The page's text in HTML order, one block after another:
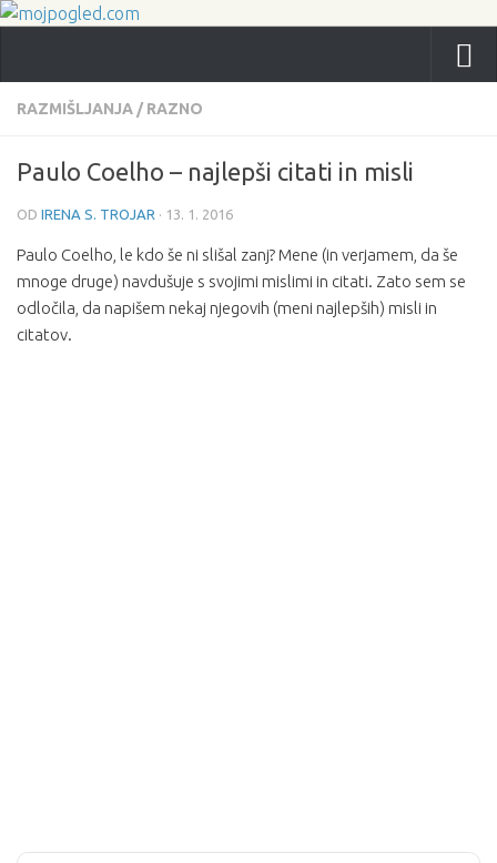
RAZMIŠLJANJA / RAZNO
Paulo Coelho – najlepši citati in misli
OD IRENA S. TROJAR · 13. 1. 2016
Paulo Coelho, le kdo še ni slišal zanj? Mene (in verjamem, da še
mnoge druge) navdušuje s svojimi mislimi in citati. Zato sem se
odločila, da napišem nekaj njegovih (meni najlepših) misli in
citatov.